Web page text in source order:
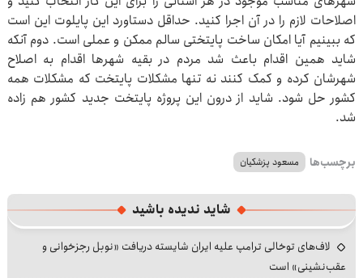
اصلاحات لازم را در آن اجرا کنید. حداقل دستاورد این پایلوت این است
که ببینیم آیا امکان ساخت پایتختی سالم ممکن و عملی است. دوم آنکه
شاید همین اقدام باعث شد مردم در بقیه شهرها اقدام به اصلاح
شهرشان کرده و کمک کنند نه تنها مشکلات پایتخت که مشکلات همه
کشور حل شود. شاید از درون این پروژه پایتخت جدید کشور هم زاده
شد.
برچسب‌ها مسعود پزشکیان
شاید ندیده باشید
لاف‌های توخالی ترامپ علیه ایران شایسته دریافت «نوبل رجزخوانی و
عقب‌نشینی» است